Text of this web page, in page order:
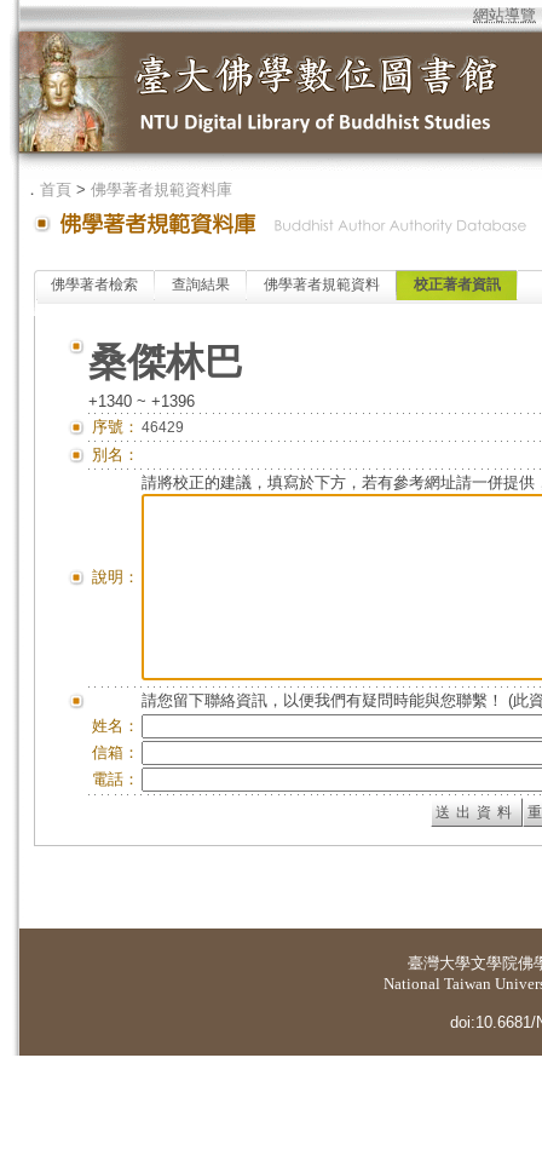
網站導覽
． 首頁 > 佛學著者規範資料庫
佛學著者檢索 查詢結果 佛學著者規範資料 校正著者資訊
桑傑林巴
+1340 ~ +1396
序號： 46429
別名：
說明：
請將校正的建議，填寫於下方，若有參考網址請一併提供
請您留下聯絡資訊，以便我們有疑問時能與您聯繫！ (此
姓名：
信箱：
電話：
臺灣大學文學院佛
National Taiwan
doi:10.6681/